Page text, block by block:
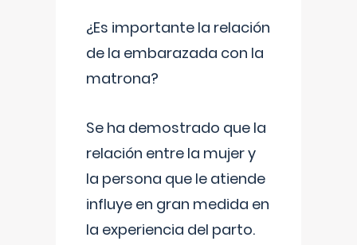
¿Es importante la relación
de la embarazada con la
matrona?
Se ha demostrado que la
relación entre la mujer y
la persona que le atiende
influye en gran medida en
la experiencia del parto.